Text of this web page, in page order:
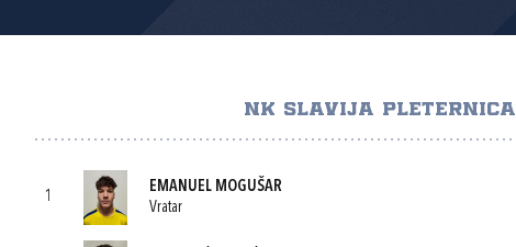
NK SLAVIJA PLETERNICA
1
EMANUEL MOGUŠAR
Vratar